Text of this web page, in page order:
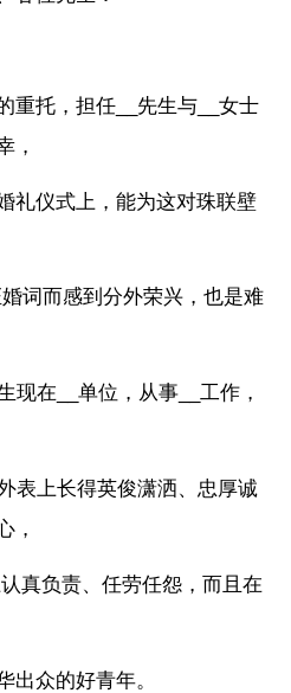
重托，担任__先生与__女士
，
礼仪式上，能为这对珠联壁
词而感到分外荣兴，也是难
现在__单位，从事__工作，
表上长得英俊潇洒、忠厚诚
，
真负责、任劳任怨，而且在
出众的好青年。